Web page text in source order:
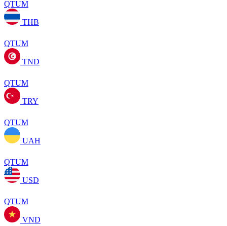
QTUM
THB
QTUM
TND
QTUM
TRY
QTUM
UAH
QTUM
USD
QTUM
VND